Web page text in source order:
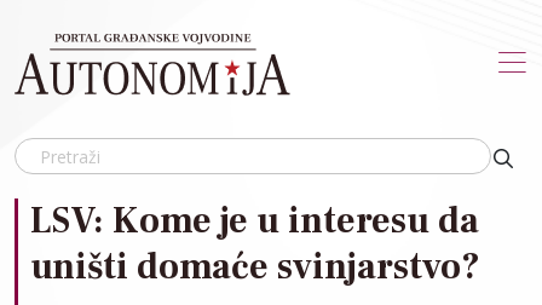
LSV: Kome je u interesu da
uništi domaće svinjarstvo?